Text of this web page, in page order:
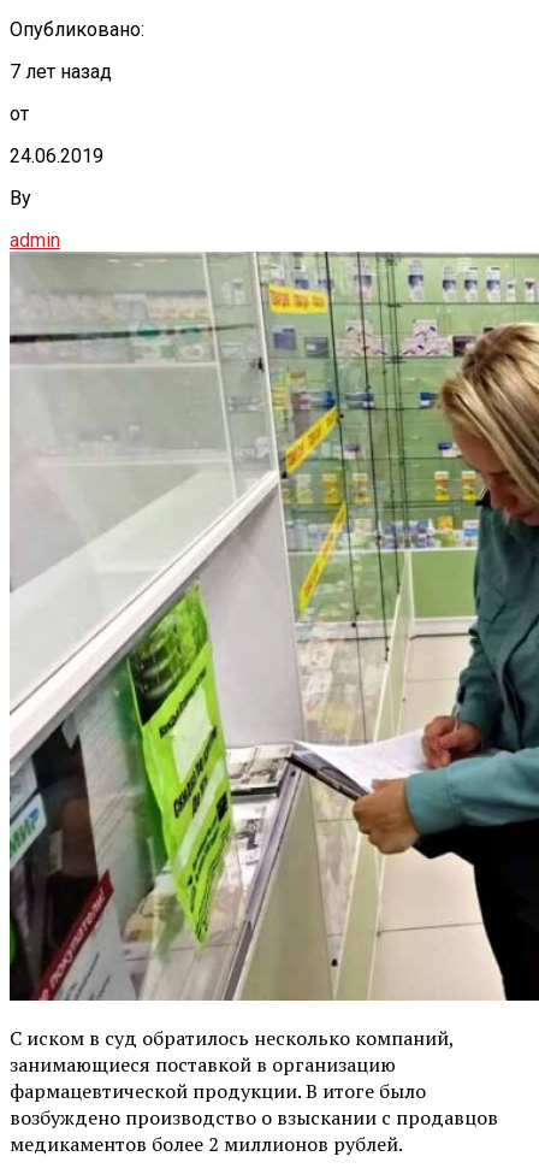
Опубликовано:
7 лет назад
от
24.06.2019
By
admin
С иском в суд обратилось несколько компаний,
занимающиеся поставкой в организацию
фармацевтической продукции. В итоге было
возбуждено производство о взыскании с продавцов
медикаментов более 2 миллионов рублей.